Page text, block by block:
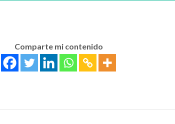
Comparte mi contenido